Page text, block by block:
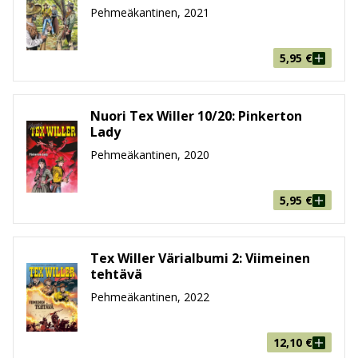
tutustumaan sekä Kirjastojen että Kronikoiden
välityksellä. Kronikat ovat näistä kahdesta se ajan
patinoima vaihtoehto, joiden ajattoman viehätyksen
takaa Renne Nikupaavolan kääntämä lyömätön dialogi.
Kirjastot puolestaan paketoivat seikkailut
kokonaisuudessaan, eli tarinoita tai sarjakuvaruutuja
ei puutu välistä.
Tex Willerin uudet seikkalut toteutaan vähintäänkin
yhtä suurella sydämellä ja kunnianhimolla kuin vanhat
klassikotkin aikoinaan työstettiin, joten tutut
suosikkitekijät saavat jatkuvasti rinnalleen uusia
suosikkeja. Tex Willerin matkassa pääsemme
nauttimaan lännenviihteestä, jonka laadun takaavat
muun muassa Mauro Boselli, Tito Faraci, Pasquale
Ruju, Fabio Civitelli, Alfonso Font, Stefano Andreucci ja
monet muut lännensarjakuvan huippunimet.
Pehmeäkantinen, 2021
5,95 €
Nuori Tex Willer 10/20: Pinkerton
Lady
Pehmeäkantinen, 2020
5,95 €
Tex Willer Värialbumi 2: Viimeinen
tehtävä
Pehmeäkantinen, 2022
12,10 €